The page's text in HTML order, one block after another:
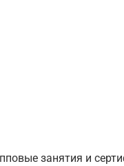
занятия и